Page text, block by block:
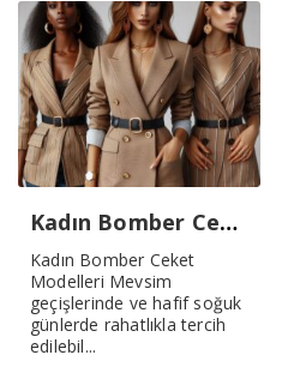
Kadın Bomber Ceket Modelleri Yeni Sezon
Kadın Bomber Ceket
Modelleri Mevsim
geçişlerinde ve hafif soğuk
günlerde rahatlıkla tercih
edilebil...